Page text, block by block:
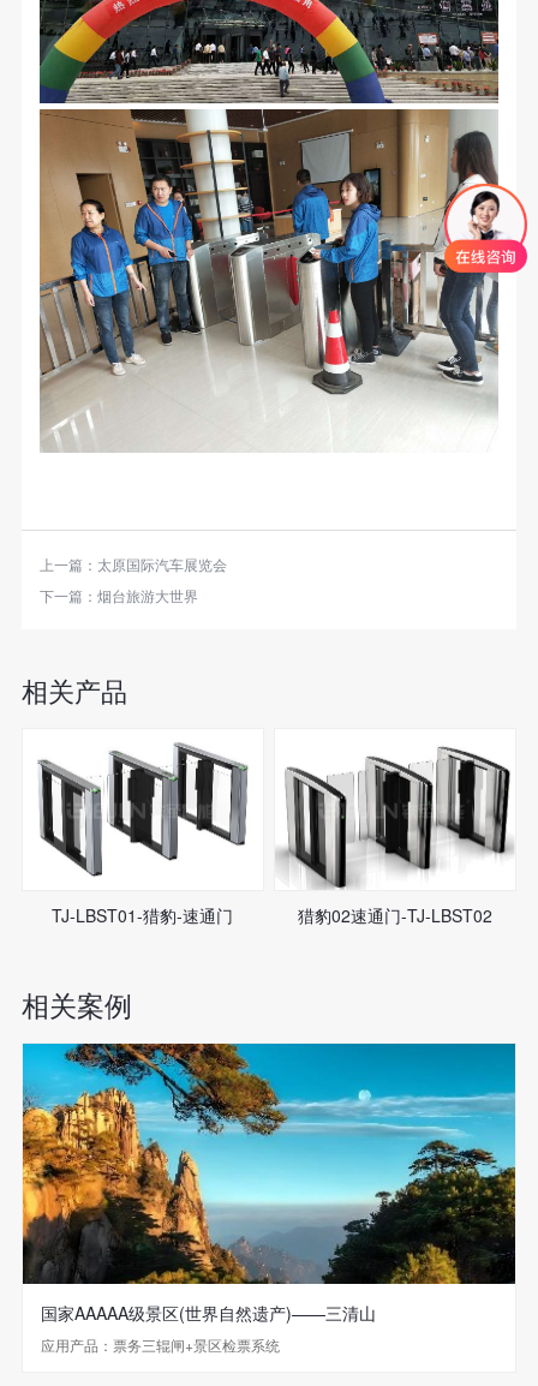
上一篇： 太原国际汽车展览会
下一篇： 烟台旅游大世界
相关产品
TJ-LBST01-猎豹-速通门 猎豹02速通门-TJ-LBST02
相关案例
国家AAAAA级景区(世界自然遗产)——三清山
应用产品：票务三辊闸+景区检票系统